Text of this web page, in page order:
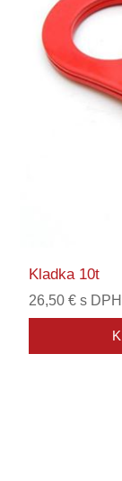
Kladka 10t
26,50 € s DPH